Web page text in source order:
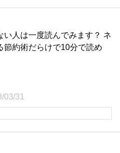
い人は一度読んでみます？ ネ
節約術だらけで10分で読め
03/31